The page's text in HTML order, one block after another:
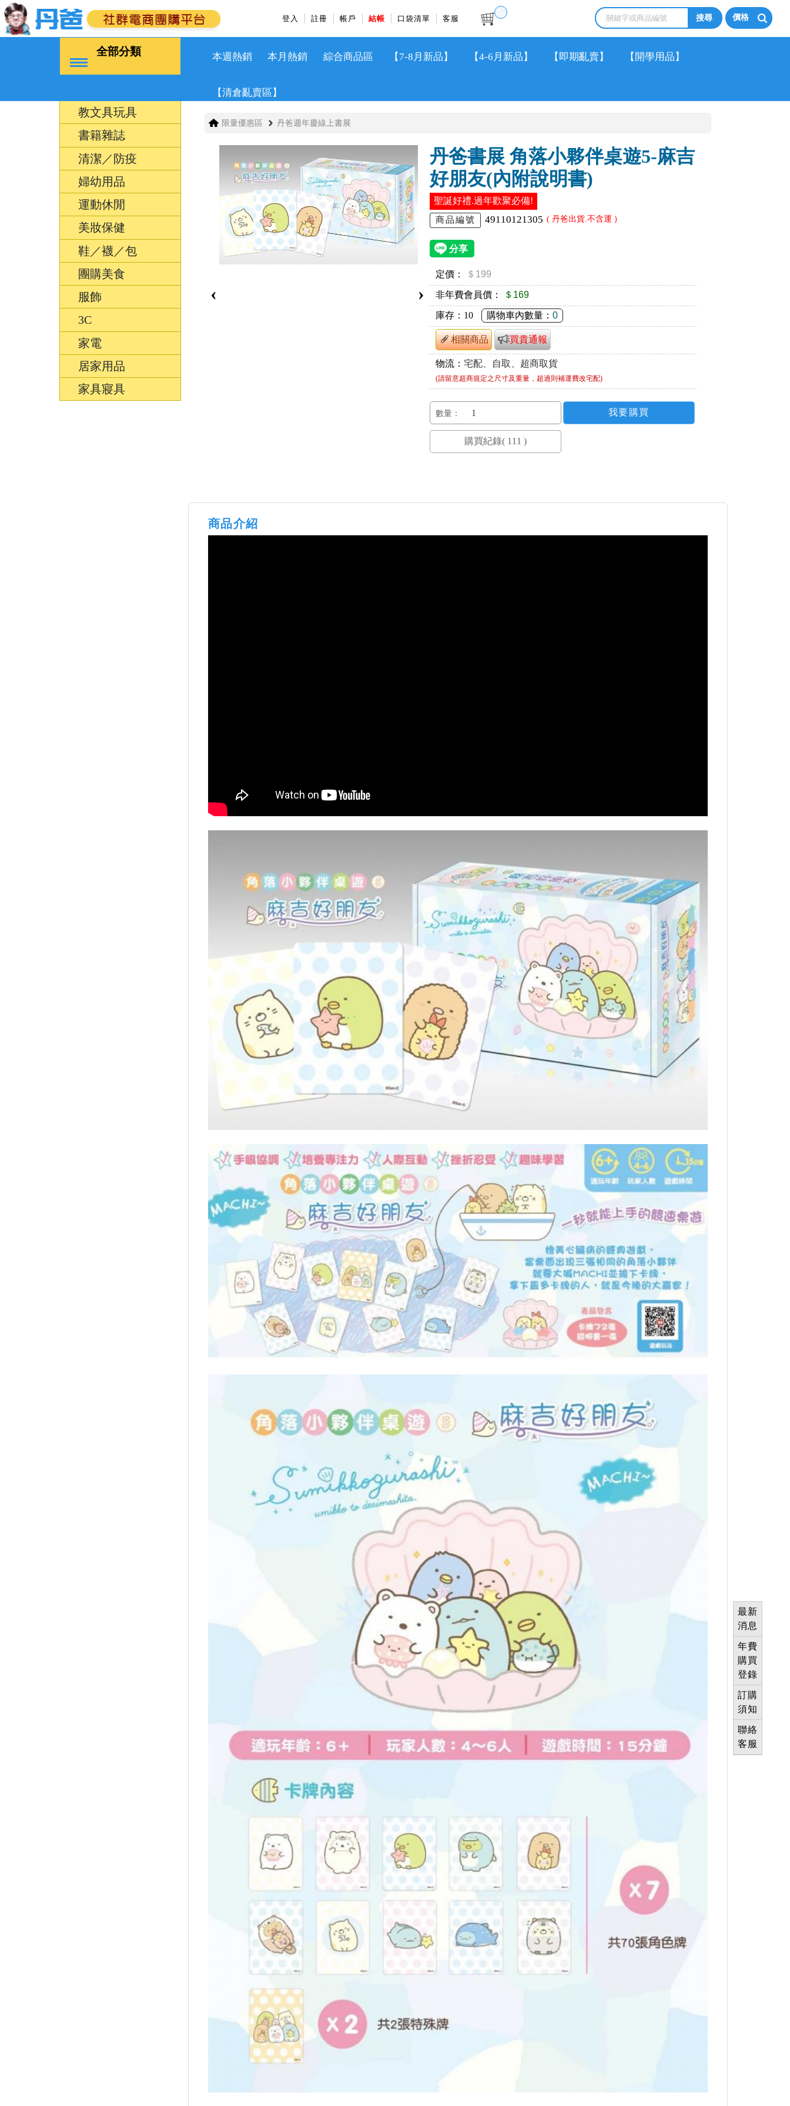
最新
消息
年費
購買
登錄
訂購
須知
聯絡
客服
登入 註冊 帳戶 結帳 口袋清單 客服 價格
全部分類 本週熱銷 本月熱銷 綜合商品區 【7-8月新品】 【4-6月新品】 【即期亂賣】 【開學用品】
【清倉亂賣區】
教文具玩具
書籍雜誌
清潔／防疫
婦幼用品
運動休閒
美妝保健
鞋／襪／包
團購美食
服飾
3C
家電
居家用品
家具寢具
限量優惠區 丹爸週年慶線上書展
‹ ›
丹爸書展 角落小夥伴桌遊5-麻吉
好朋友(內附說明書)
聖誕好禮.過年歡聚必備!
商品編號 49110121305 ( 丹爸出貨.不含運 )
定價： ＄199
非年費會員價： ＄169
庫存： 10 購物車內數量：0
相關商品 買貴通報
物流：宅配、自取、超商取貨
(請留意超商規定之尺寸及重量，超過則補運費改宅配)
數量：
商品介紹